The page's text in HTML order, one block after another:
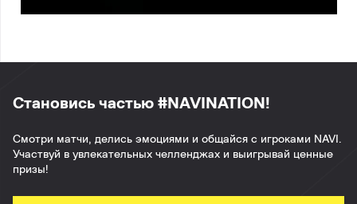
Становись частью #NAVINATION!
Смотри матчи, делись эмоциями и общайся с игроками NAVI.
Участвуй в увлекательных челленджах и выигрывай ценные
призы!